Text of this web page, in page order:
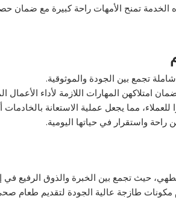
الخدمة تمنح الأمهات راحة كبيرة مع ضمان
تجمع بين الجودة والموثوقية.
امتلاكهن المهارات اللازمة لأداء الأعمال
مما يجعل عملية الاستعانة بالخادمات
واستقرار في حياتها اليومية.
حيث تجمع بين الخبرة والذوق الرفيع في
طازجة عالية الجودة لتقديم طعام